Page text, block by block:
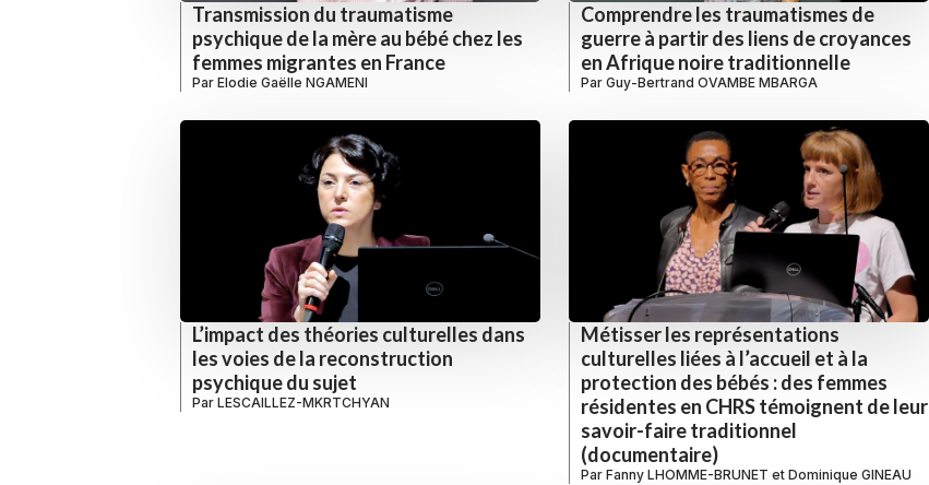
Transmission du traumatisme
psychique de la mère au bébé chez les
femmes migrantes en France
Par Elodie Gaëlle NGAMENI
Comprendre les traumatismes de
guerre à partir des liens de croyances
en Afrique noire traditionnelle
Par Guy-Bertrand OVAMBE MBARGA
L’impact des théories culturelles dans
les voies de la reconstruction
psychique du sujet
Par LESCAILLEZ-MKRTCHYAN
Métisser les représentations
culturelles liées à l’accueil et à la
protection des bébés : des femmes
résidentes en CHRS témoignent de leur
savoir-faire traditionnel
(documentaire)
Par Fanny LHOMME-BRUNET et Dominique GINEAU